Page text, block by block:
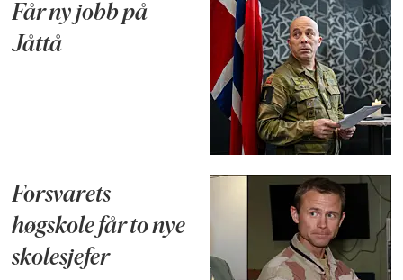
Får ny jobb på
Jåttå
Forsvarets
høgskole får to nye
skolesjefer